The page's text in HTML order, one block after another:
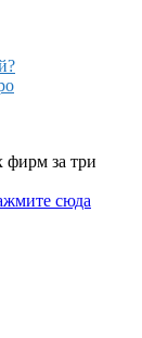
фирм за три
сюда